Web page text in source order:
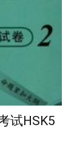
试HSK5